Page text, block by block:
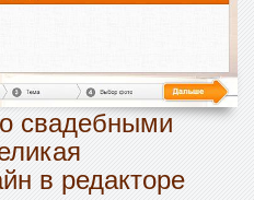
свадебными
в редакторе